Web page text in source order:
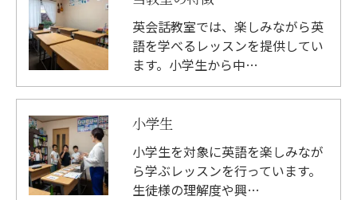
英会話教室では、楽しみながら英
語を学べるレッスンを提供してい
ます。小学生から中…
小学生
小学生を対象に英語を楽しみなが
ら学ぶレッスンを行っています。
生徒様の理解度や興…